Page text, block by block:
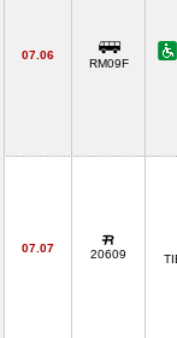
07.06
RM09F
07.07 20609